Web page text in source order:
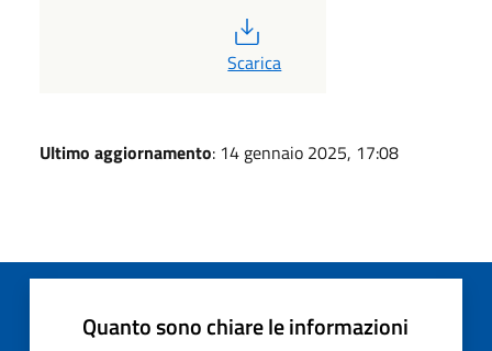
PDF
Scarica
Ultimo aggiornamento: 14 gennaio 2025, 17:08
Quanto sono chiare le informazioni